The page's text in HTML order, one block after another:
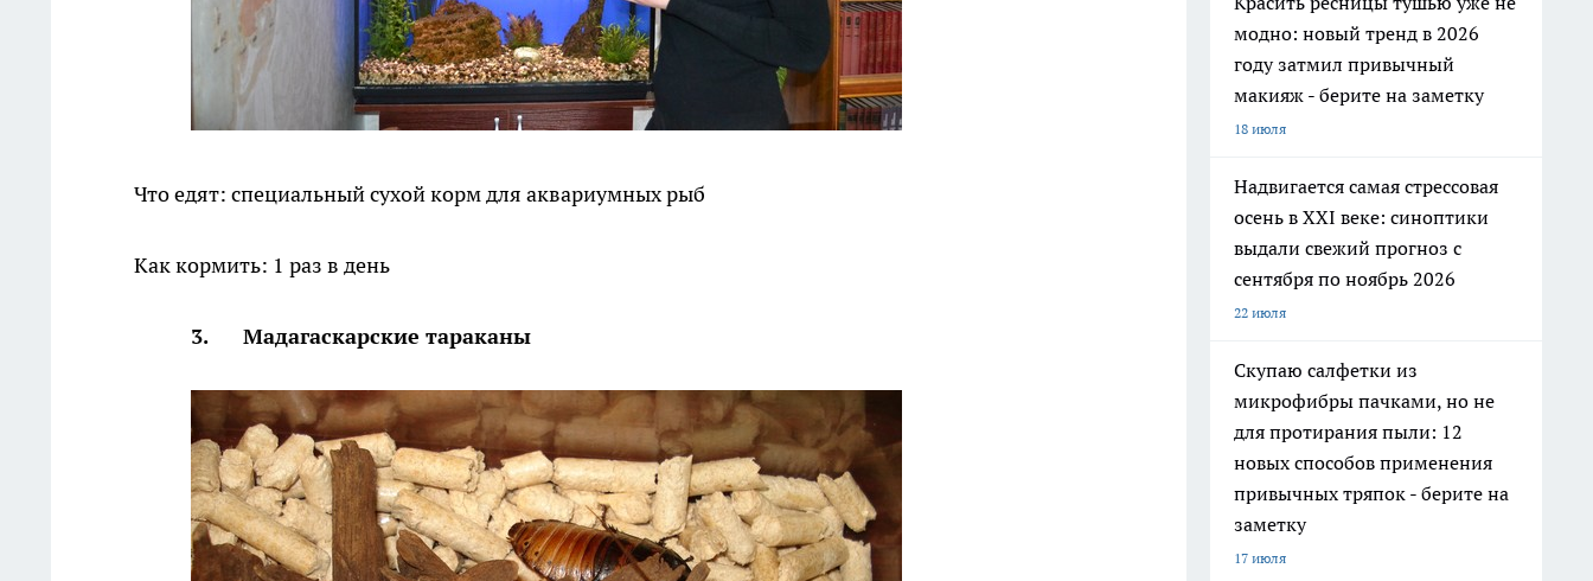
Что едят: специальный сухой корм для аквариумных рыб
Как кормить: 1 раз в день
3. Мадагаскарские тараканы
модно: новый тренд в 2026
году затмил привычный
макияж - берите на заметку
18 июля
Надвигается самая стрессовая
осень в XXI веке: синоптики
выдали свежий прогноз с
сентября по ноябрь 2026
22 июля
Скупаю салфетки из
микрофибры пачками, но не
для протирания пыли: 12
новых способов применения
привычных тряпок - берите на
заметку
17 июля